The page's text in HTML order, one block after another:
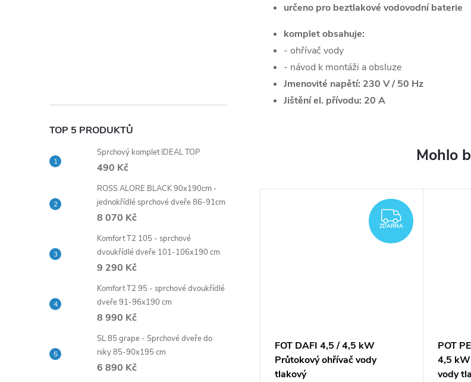
TOP 5 PRODUKTŮ
Sprchový komplet IDEAL TOP
490 Kč
ROSS ALORE BLACK 90x190cm -
jednokřídlé sprchové dveře 86-91cm
8 070 Kč
Komfort T2 105 - sprchové
dvoukřídlé dveře 101-106x190 cm
9 290 Kč
Komfort T2 95 - sprchové dvoukřídlé
dveře 91-96x190 cm
8 990 Kč
SL 85 grape - Sprchové dveře do
niky 85-90x195 cm
6 890 Kč
určeno pro beztlakové vodovodní baterie
komplet obsahuje:
- ohřívač vody
- návod k montáži a obsluze
Jmenovité napětí: 230 V / 50 Hz
Jištění el. přívodu: 20 A
ZDARMA
ZDARMA
FOT DAFI 4,5 / 4,5 kW
Průtokový ohřívač vody
tlakový
POT
4,5
vody